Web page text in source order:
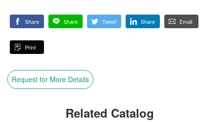
Share Share Tweet Share Email
Print
Request for More Details
Related Catalog